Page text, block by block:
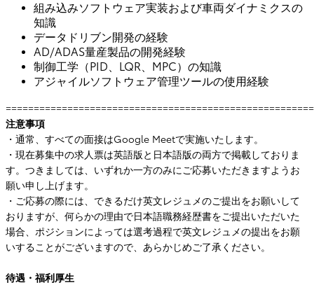
組み込みソフトウェア実装および車両ダイナミクスの
知識
データドリブン開発の経験
AD/ADAS量産製品の開発経験
制御工学（PID、LQR、MPC）の知識
アジャイルソフトウェア管理ツールの使用経験
注意事項
・通常、すべての面接はGoogle Meetで実施いたします。
・現在募集中の求人票は英語版と日本語版の両方で掲載しておりま
す。つきましては、いずれか一方のみにご応募いただきますようお
願い申し上げます。
・ご応募の際には、できるだけ英文レジュメのご提出をお願いして
おりますが、何らかの理由で日本語職務経歴書をご提出いただいた
場合、ポジションによっては選考過程で英文レジュメの提出をお願
いすることがございますので、あらかじめご了承ください。
待遇・福利厚生